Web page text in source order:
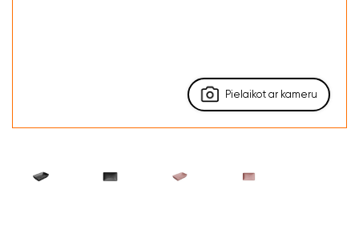
Pielaikot ar kameru